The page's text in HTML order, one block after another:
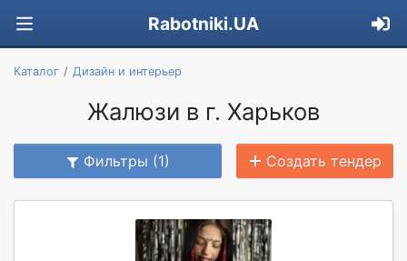
Rabotniki.UA
Каталог Дизайн и интерьер
Жалюзи в г. Харьков
Фильтры (1) Создать тендер